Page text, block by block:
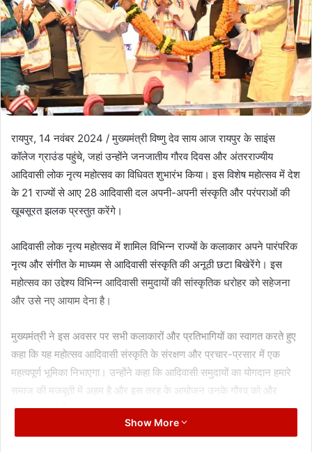
रायपुर, 14 नवंबर 2024 / मुख्यमंत्री विष्णु देव साय आज रायपुर के साइंस
कॉलेज ग्राउंड पहुंचे, जहां उन्होंने जनजातीय गौरव दिवस और अंतरराज्यीय
आदिवासी लोक नृत्य महोत्सव का विधिवत शुभारंभ किया। इस विशेष महोत्सव में देश
के 21 राज्यों से आए 28 आदिवासी दल अपनी-अपनी संस्कृति और परंपराओं की
खूबसूरत झलक प्रस्तुत करेंगे।
आदिवासी लोक नृत्य महोत्सव में शामिल विभिन्न राज्यों के कलाकार अपने पारंपरिक
नृत्य और संगीत के माध्यम से आदिवासी संस्कृति की अनूठी छटा बिखेरेंगे। इस
महोत्सव का उद्देश्य विभिन्न आदिवासी समुदायों की सांस्कृतिक धरोहर को सहेजना
और उसे नए आयाम देना है।
मुख्यमंत्री ने इस अवसर पर सभी कलाकारों और प्रतिभागियों का स्वागत करते हुए
कहा कि यह महोत्सव आदिवासी संस्कृति के संरक्षण और प्रचार-प्रसार में एक
महत्वपूर्ण भूमिका निभाएगा। उन्होंने कहा कि आदिवासी समुदायों का योगदान हमारे
समाज की मजबूती में अहम है और इस तरह के आयोजन उनके गौरव को और
उजागर करते हैं।
Show More